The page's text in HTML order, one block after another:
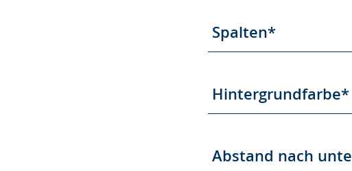
Spalten*
Hintergrundfarbe*
Abstand nach